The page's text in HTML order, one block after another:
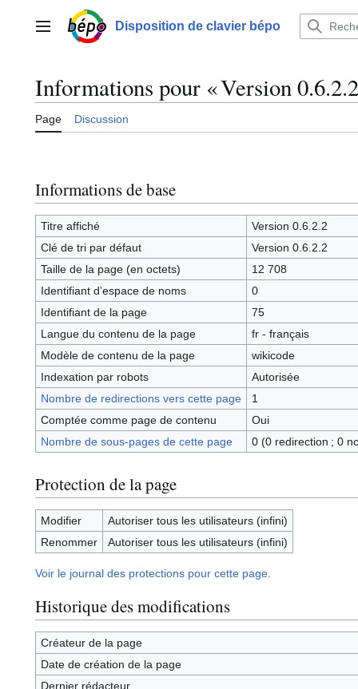
contenuMenu principalDisposition de clavier bépo
Informations pour « Version
Page Discussion
Informations de base
Titre affiché
Version 0.6.2.2
Clé de tri par défaut
Version 0.6.2.2
Taille de la page (en octets)
12 708
Identifiant dʼespace de noms
0
Identifiant de la page
75
Langue du contenu de la page
fr - français
Modèle de contenu de la page
wikicode
Indexation par robots
Autorisée
Nombre de redirections vers cette page
1
Comptée comme page de contenu
Oui
Nombre de sous-pages de cette page
0 (0 redirection ; 0
Protection de la page
Modifier
Autoriser tous les utilisateurs (infini)
Renommer
Autoriser tous les utilisateurs (infini)
Voir le journal des protections pour cette page.
Historique des modifications
Créateur de la page
Date de création de la page
Dernier rédacteur